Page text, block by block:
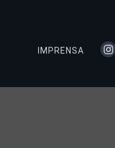
IMPRENSA